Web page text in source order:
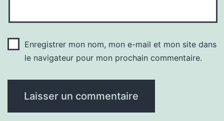
Enregistrer mon nom, mon e-mail et mon site dans
le navigateur pour mon prochain commentaire.